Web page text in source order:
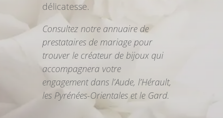
délicatesse.
Consultez notre annuaire de
prestataires de mariage pour
trouver le créateur de bijoux qui
accompagnera votre
engagementdans l’Aude, l’Hérault,
les Pyrénées-Orientales et le Gard.